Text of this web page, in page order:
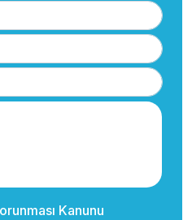
Kanunu